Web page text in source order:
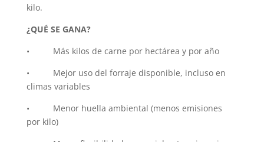
kilo.
¿QUÉ SE GANA?
• Más kilos de carne por hectárea y por año
• Mejor uso del forraje disponible, incluso en
climas variables
• Menor huella ambiental (menos emisiones
por kilo)